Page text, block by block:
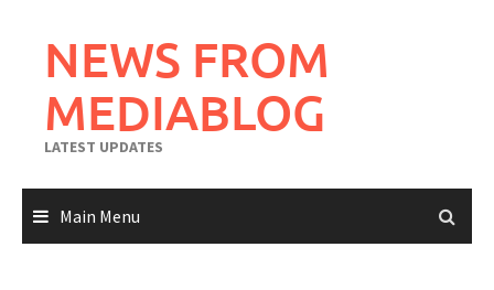
contentNEWS FROM
MEDIABLOG
LATEST UPDATES
Main Menu